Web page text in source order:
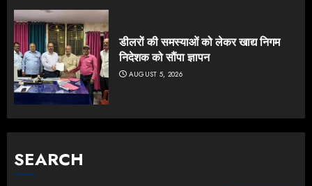
डीलरों की समस्याओं को लेकर खाद्य निगम
निदेशक को सौंपा ज्ञापन
AUGUST 5, 2026
SEARCH